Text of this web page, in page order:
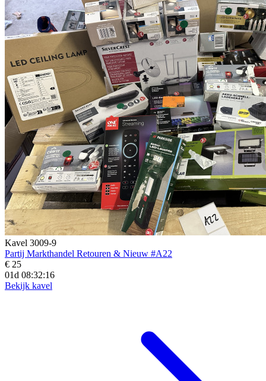
Kavel 3009-9
Partij Markthandel Retouren & Nieuw #A22
€ 25
01d 08:32:15
Bekijk kavel